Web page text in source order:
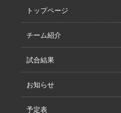
トップページ
チーム紹介
試合結果
お知らせ
予定表